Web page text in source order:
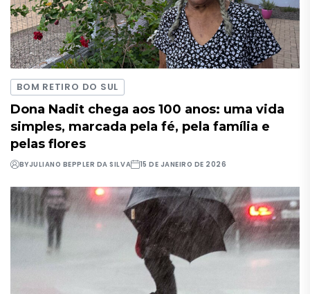
BOM RETIRO DO SUL
Dona Nadit chega aos 100 anos: uma vida
simples, marcada pela fé, pela família e
pelas flores
BYJULIANO BEPPLER DA SILVA 15 DE JANEIRO DE 2026